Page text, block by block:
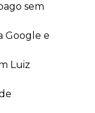
sem
Google e
Luiz